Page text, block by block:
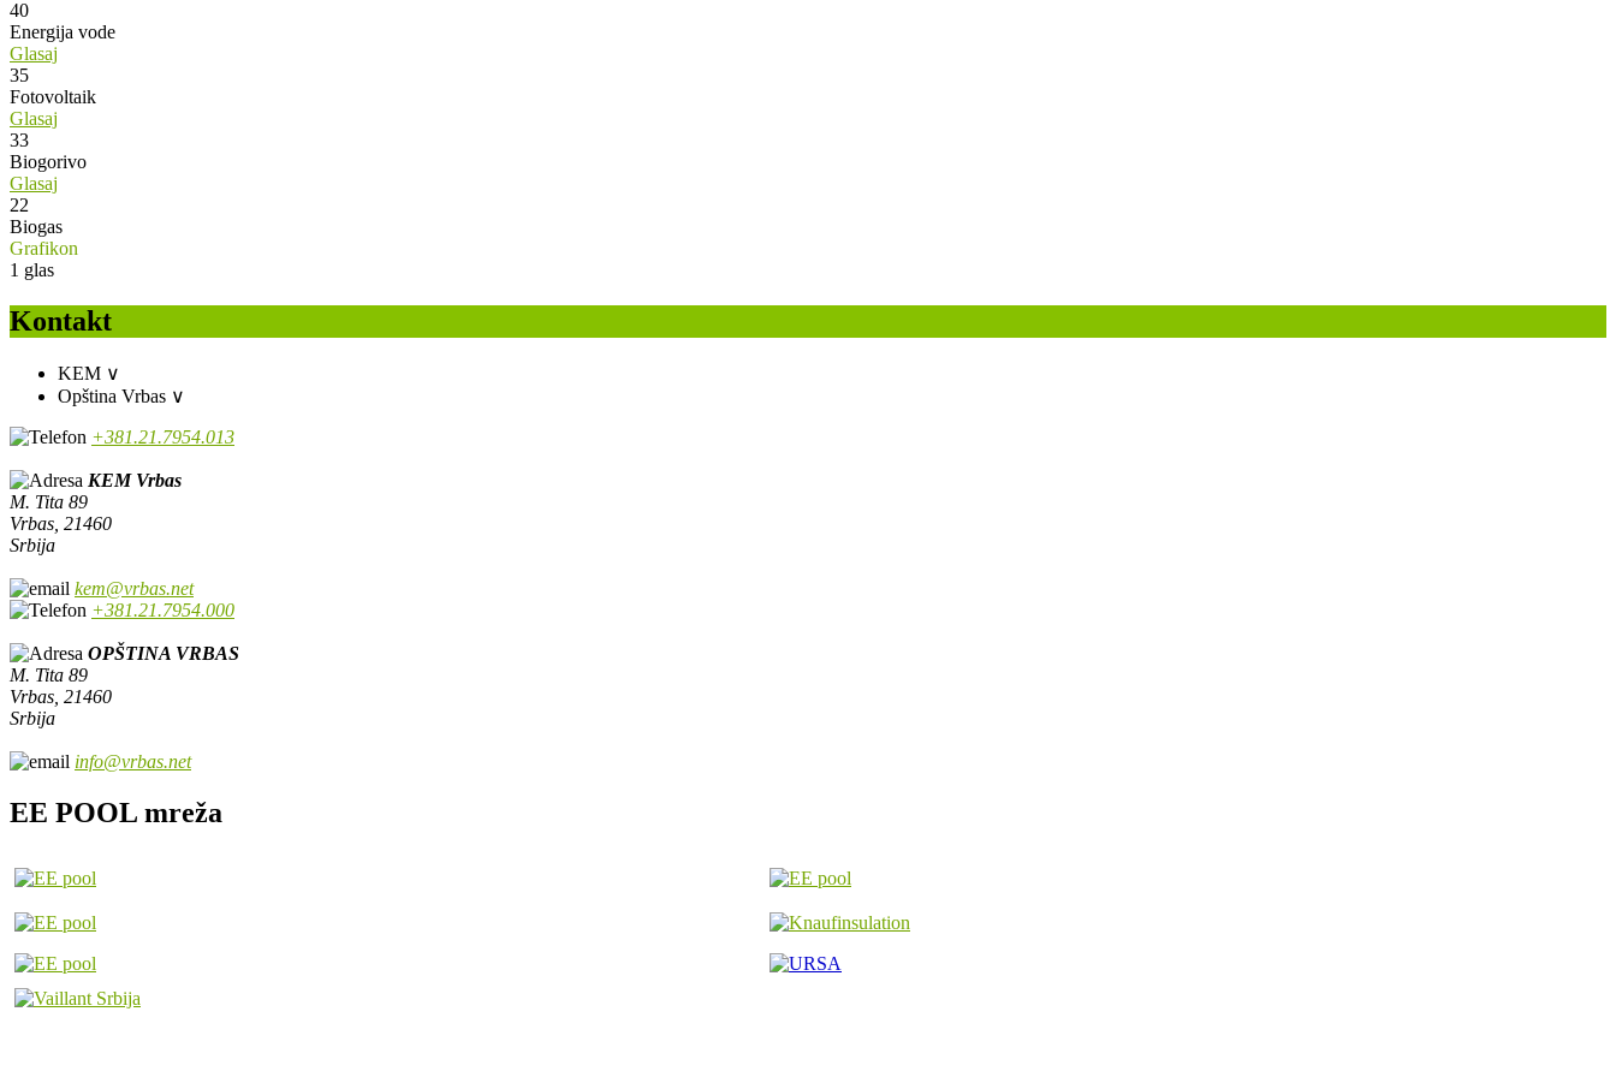
40
Energija vode
Glasaj
35
Fotovoltaik
Glasaj
33
Biogorivo
Glasaj
22
Biogas
Grafikon
1 glas
Kontakt
KEM ∨
Opština Vrbas ∨
+381.21.7954.013
KEM Vrbas
M. Tita 89
Vrbas, 21460
Srbija
kem@vrbas.net
+381.21.7954.000
OPŠTINA VRBAS
M. Tita 89
Vrbas, 21460
Srbija
info@vrbas.net
EE POOL mreža